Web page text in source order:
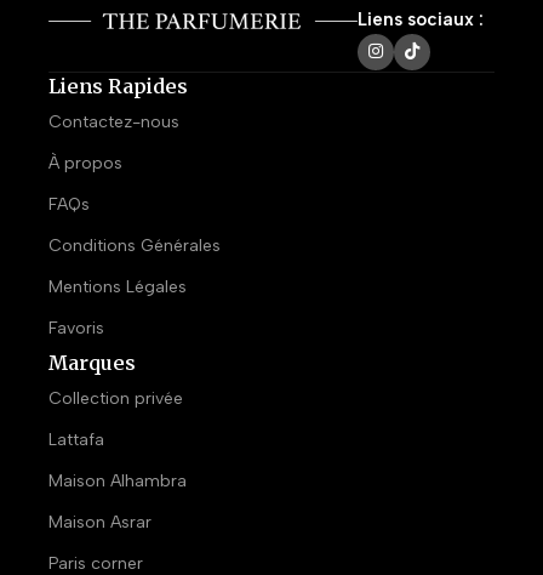
Liens sociaux :
Liens Rapides
Contactez-nous
À propos
FAQs
Conditions Générales
Mentions Légales
Favoris
Marques
Collection privée
Lattafa
Maison Alhambra
Maison Asrar
Paris corner